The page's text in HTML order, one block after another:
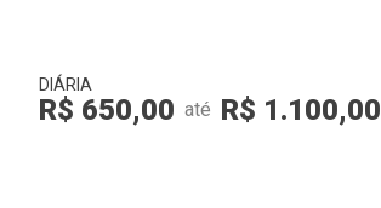
DIÁRIA
R$ 650,00 até R$ 1.100,00